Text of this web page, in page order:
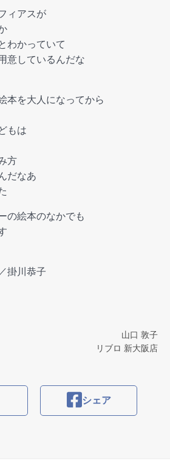
ィアスが
わかっていて
意しているんだな
本を大人になってから
もは
方
だなあ
の絵本のなかでも
掛川恭子
山口 敦子
リブロ 新大阪店
シェア